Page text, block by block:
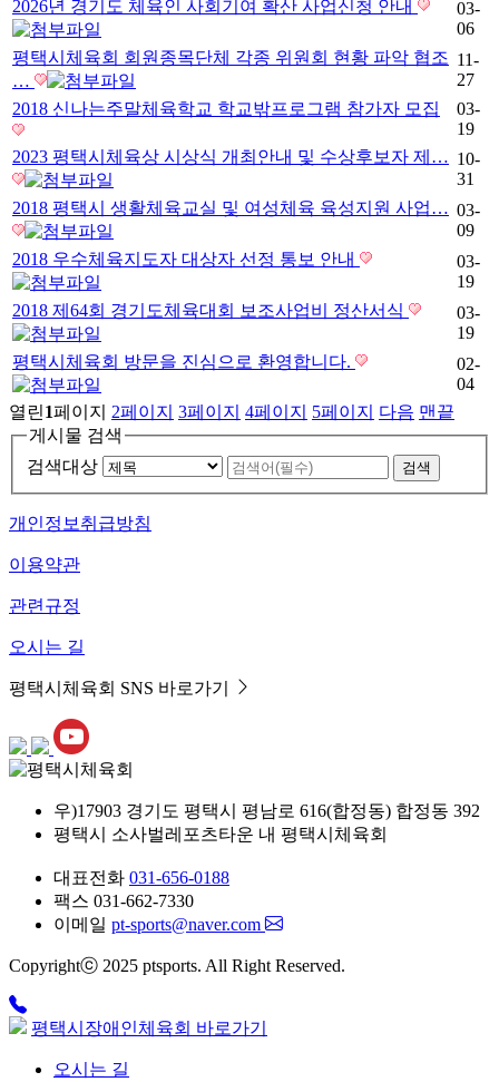
2026년 경기도 체육인 사회기여 확산 사업신청 안내
03-
06
평택시체육회 회원종목단체 각종 위원회 현황 파악 협조
…
11-
27
2018 신나는주말체육학교 학교밖프로그램 참가자 모집
03-
19
2023 평택시체육상 시상식 개최안내 및 수상후보자 제… 10-
31
2018 평택시 생활체육교실 및 여성체육 육성지원 사업… 03-
09
2018 우수체육지도자 대상자 선정 통보 안내
03-
19
2018 제64회 경기도체육대회 보조사업비 정산서식
03-
19
평택시체육회 방문을 진심으로 환영합니다.
02-
04
열린1페이지 2페이지 3페이지 4페이지 5페이지 다음 맨끝
게시물 검색
검색대상
개인정보취급방침
이용약관
관련규정
오시는 길
평택시체육회 SNS 바로가기
우)17903 경기도 평택시 평남로 616(합정동) 합정동 392
평택시 소사벌레포츠타운 내 평택시체육회
대표전화 031-656-0188
팩스 031-662-7330
이메일 pt-sports@naver.com
Copyrightⓒ 2025 ptsports. All Right Reserved.
평택시장애인체육회 바로가기
오시는 길